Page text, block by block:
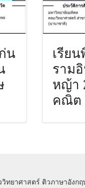
น เรีย
ราม
หญ้า
คณิต
วิทยาศาสตร์ ติวภาษาอังกฤ